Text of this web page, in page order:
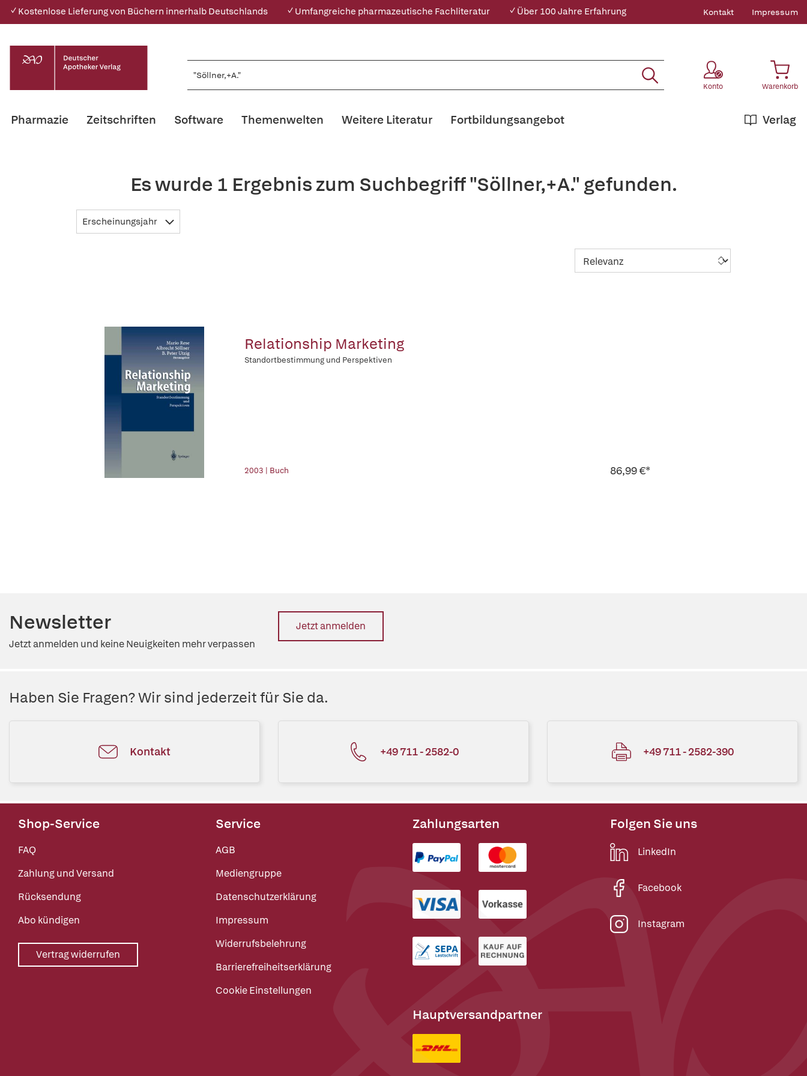
✓ Kostenlose Lieferung von Büchern innerhalb Deutschlands ✓ Umfangreiche pharmazeutische Fachliteratur ✓ Über 100 Jahre Erfahrung Kontakt Impressum
Konto Warenkorb
Pharmazie Zeitschriften Software Themenwelten Weitere Literatur Verlag
Fortbildungsangebot
Es wurde 1 Ergebnis zum Suchbegriff "Söllner,+A." gefunden.
Erscheinungsjahr
Relationship Marketing
Standortbestimmung und Perspektiven
2003 | Buch 86,99 €*
Newsletter
Jetzt anmelden und keine Neuigkeiten mehr verpassen
Jetzt anmelden
Haben Sie Fragen? Wir sind jederzeit für Sie da.
Kontakt +49 711 - 2582-0 +49 711 - 2582-390
Shop-Service
FAQ
Zahlung und Versand
Rücksendung
Abo kündigen
Vertrag widerrufen
Service
AGB
Mediengruppe
Datenschutzerklärung
Impressum
Widerrufsbelehrung
Barrierefreiheitserklärung
Cookie Einstellungen
Zahlungsarten
Hauptversandpartner
Folgen Sie uns
LinkedIn
Facebook
Instagram